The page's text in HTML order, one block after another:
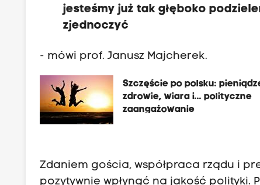
jesteśmy już tak głęboko
zjednoczyć
- mówi prof. Janusz Majcherek.
Szczęście po polsku:
zdrowie, wiara i... polityczne
zaangażowanie
Zdaniem gościa, współpraca rządu i
pozytywnie wpłynąć na jakość polityki.